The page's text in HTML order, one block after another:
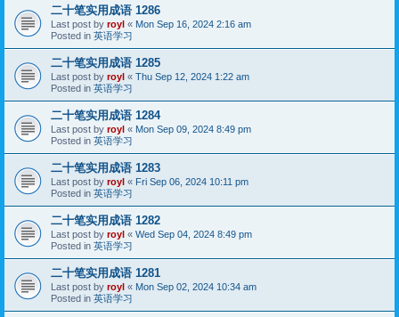
二十笔实用成语 1286
Last post by royl « Mon Sep 16, 2024 2:16 am
Posted in 英语学习
二十笔实用成语 1285
Last post by royl « Thu Sep 12, 2024 1:22 am
Posted in 英语学习
二十笔实用成语 1284
Last post by royl « Mon Sep 09, 2024 8:49 pm
Posted in 英语学习
二十笔实用成语 1283
Last post by royl « Fri Sep 06, 2024 10:11 pm
Posted in 英语学习
二十笔实用成语 1282
Last post by royl « Wed Sep 04, 2024 8:49 pm
Posted in 英语学习
二十笔实用成语 1281
Last post by royl « Mon Sep 02, 2024 10:34 am
Posted in 英语学习